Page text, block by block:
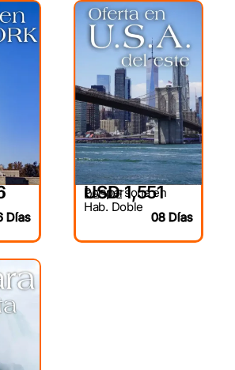
Días
DESDE
USD 1,551
Por persona en
Hab. Doble
08 Días